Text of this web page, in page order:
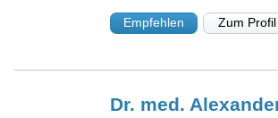
Empfehlen Zum Profil
Dr. med.